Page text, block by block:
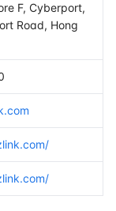
F, Cyberport,
Road, Hong